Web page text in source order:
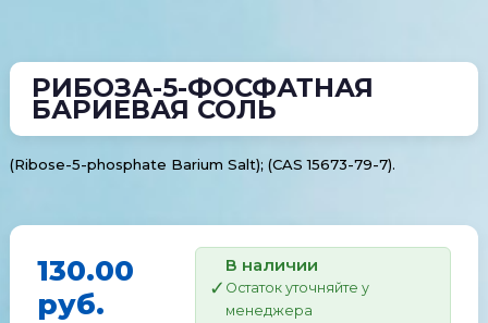
РИБОЗА-5-ФОСФАТНАЯ
БАРИЕВАЯ СОЛЬ
(Ribose-5-phosphate Barium Salt); (CAS 15673-79-7).
130.00
руб.
В наличии
Остаток уточняйте у
менеджера